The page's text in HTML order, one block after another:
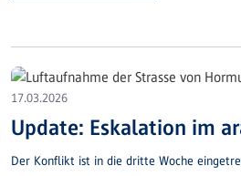
17.03.2026
Update: Eskalation im
Der Konflikt ist in die dritte Woche